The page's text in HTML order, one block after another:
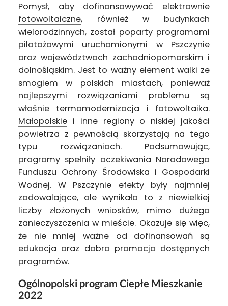
Pomysł, aby dofinansowywać elektrownie
fotowoltaiczne, również w budynkach
wielorodzinnych, został poparty programami
pilotażowymi uruchomionymi w Pszczynie
oraz województwach zachodniopomorskim i
dolnośląskim. Jest to ważny element walki ze
smogiem w polskich miastach, ponieważ
najlepszymi rozwiązaniami problemu są
właśnie termomodernizacja i fotowoltaika.
Małopolskie i inne regiony o niskiej jakości
powietrza z pewnością skorzystają na tego
typu rozwiązaniach. Podsumowując,
programy spełniły oczekiwania Narodowego
Funduszu Ochrony Środowiska i Gospodarki
Wodnej. W Pszczynie efekty były najmniej
zadowalające, ale wynikało to z niewielkiej
liczby złożonych wniosków, mimo dużego
zanieczyszczenia w mieście. Okazuje się więc,
że nie mniej ważne od dofinansowań są
edukacja oraz dobra promocja dostępnych
programów.
Ogólnopolski program Ciepłe Mieszkanie
2022